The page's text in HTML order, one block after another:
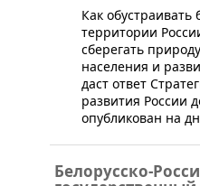
Как
территории
сберегать
населения и
даст ответ
развития России
опубликован на
Белорусско-